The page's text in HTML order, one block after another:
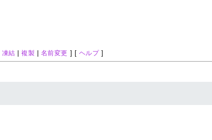
凍結 |複製 | 名前変更 ] [ ヘルプ]